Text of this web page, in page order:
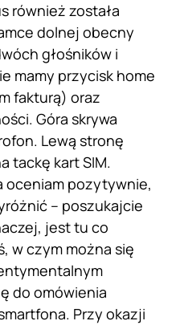
również została
dolnej obecny
głośników i
mamy przycisk home
fakturą) oraz
Góra skrywa
Lewą stronę
tackę kart SIM.
oceniam pozytywnie,
– poszukajcie
jest tu co
w czym można się
do omówienia
Przy okazji